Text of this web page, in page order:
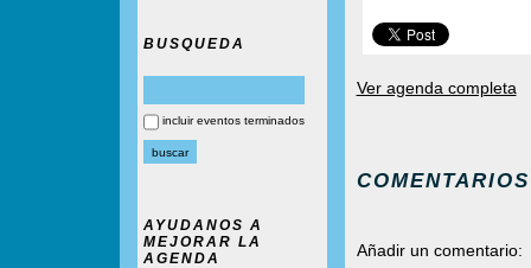
BUSQUEDA
incluir eventos terminados
AYUDANOS A
MEJORAR LA
AGENDA
Ver agenda completa
COMENTARIOS
Añadir un comentario: